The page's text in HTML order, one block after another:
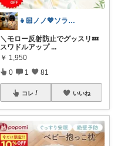
👧🏻ノノ💖ソラ👶🏻
＼モロー反射防止でグッスリ💤
スワドルアップ ...
￥ 1,950
0 1 81
コレ いいね